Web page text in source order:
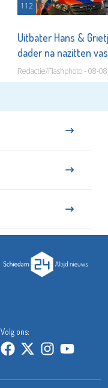
112
Uitbater Hans &
dader na nazitten
Redactie/Flashphoto - 08-
Volg ons: